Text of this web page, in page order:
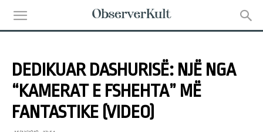
DEDIKUAR DASHURISË: NJË NGA
“KAMERAT E FSHEHTA” MË
FANTASTIKE (VIDEO)